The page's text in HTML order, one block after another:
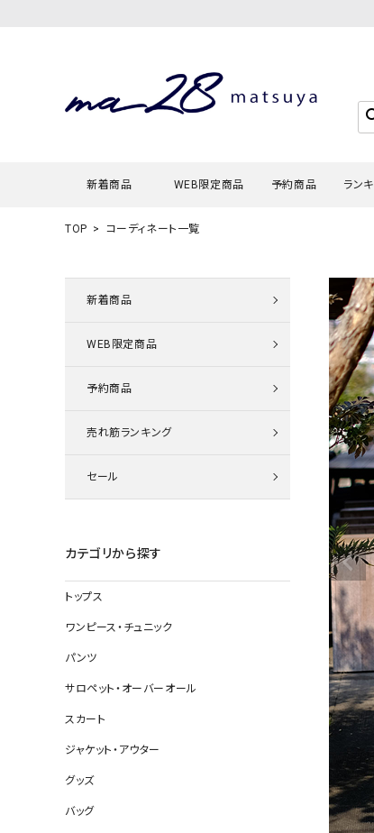
新着商品 WEB限定商品 予約商品 ラン
タン
カー
シャ
スウ
ニッ
そ
デニ
ジャ
コー
バッグ
帽子
ソッ
TOP コーディネート一覧
新着商品
WEB限定商品
予約商品
売れ筋ランキング
セール
カテゴリから探す
トップス
ワンピース・チュニック
パンツ
サロペット・オーバーオール
スカート
ジャケット・アウター
グッズ
バッグ